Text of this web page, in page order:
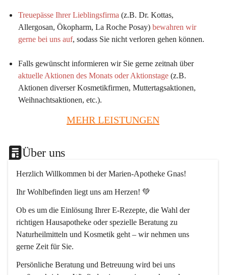
Treuepässe Ihrer Lieblingsfirma (z.B. Dr. Kottas,
Allergosan, Ökopharm, La Roche Posay) bewahren wir
gerne bei uns auf, sodass Sie nicht verloren gehen können.
Falls gewünscht informieren wir Sie gerne zeitnah über
aktuelle Aktionen des Monats oder Aktionstage (z.B.
Aktionen diverser Kosmetikfirmen, Muttertagsaktionen,
Weihnachtsaktionen, etc.).
MEHR LEISTUNGEN
Über uns
Herzlich Willkommen bi der Marien-Apotheke Gnas!
Ihr Wohlbefinden liegt uns am Herzen! 💚
Ob es um die Einlösung Ihrer E-Rezepte, die Wahl der
richtigen Hausapotheke oder spezielle Beratung zu
Naturheilmitteln und Kosmetik geht – wir nehmen uns
gerne Zeit für Sie.
Persönliche Beratung und Betreuung wird bei uns